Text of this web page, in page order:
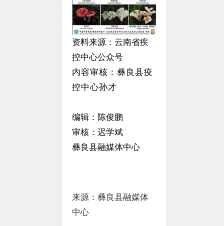
资料来源：云南省疾
控中心公众号
内容审核： 彝良县疫
控中心孙才
编辑：陈俊鹏
审核：迟学斌
彝良县融媒体中心
来源：彝良县融媒体
中心